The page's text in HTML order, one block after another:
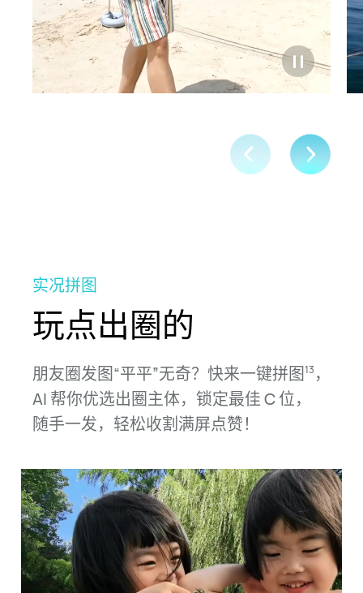
实况拼图
玩点出圈的
朋友圈发图“平平”无奇？快来一键拼图13 ，
AI 帮你优选出圈主体，锁定最佳C 位，
随手一发，轻松收割满屏点赞！